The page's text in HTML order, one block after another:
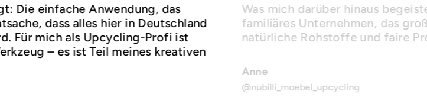
Die einfache Anwendung, das
dass alles hier in Deutschland
Für mich als Upcycling-Profi ist
– es ist Teil meines kreativen
Was mich darüber hinaus
familiäres Unternehmen, das
natürliche Rohstoffe und faire
Anne
@nubilli_moebel_upcycling